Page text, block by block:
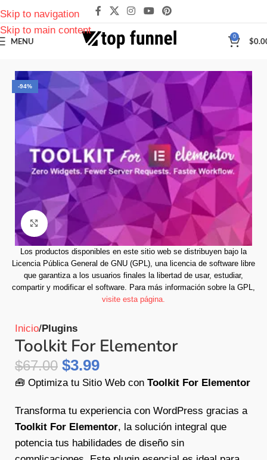
Skip to navigation
Skip to main content
MENU 0 $
-94%
Click to enlarge
Los productos disponibles en este sitio web se distribuyen bajo la
Licencia Pública General de GNU (GPL), una licencia de software libre
que garantiza a los usuarios finales la libertad de usar, estudiar,
compartir y modificar el software. Para más información sobre la GPL,
visite esta página.
Inicio Plugins
Toolkit For Elementor
$67.00 $3.99
🧰 Optimiza tu Sitio Web con Toolkit For Elementor
Transforma tu experiencia con WordPress gracias a
Toolkit For Elementor, la solución integral que
potencia tus habilidades de diseño sin